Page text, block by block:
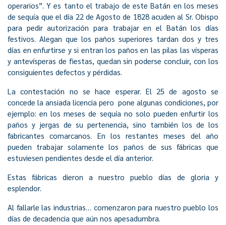
operarios”. Y es tanto el trabajo de este Batán en los meses
de sequía que el día 22 de Agosto de 1828 acuden al Sr. Obispo
para pedir autorización para trabajar en el Batán los días
festivos. Alegan que los paños superiores tardan dos y tres
días en enfurtirse y si entran los paños en las pilas las vísperas
y antevísperas de fiestas, quedan sin poderse concluir, con los
consiguientes defectos y pérdidas.
La contestación no se hace esperar. El 25 de agosto se
concede la ansiada licencia pero pone algunas condiciones, por
ejemplo: en los meses de sequía no solo pueden enfurtir los
paños y jergas de su pertenencia, sino también los de los
fabricantes comarcanos. En los restantes meses del año
pueden trabajar solamente los paños de sus fábricas que
estuviesen pendientes desde el día anterior.
Estas fábricas dieron a nuestro pueblo días de gloria y
esplendor.
Al fallarle las industrias… comenzaron para nuestro pueblo los
días de decadencia que aún nos apesadumbra.